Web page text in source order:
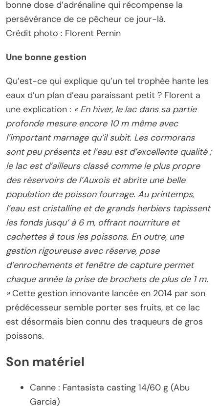
bonne dose d’adrénaline qui récompense la
persévérance de ce pêcheur ce jour-là.
Crédit photo : Florent Pernin
Une bonne gestion
Qu’est-ce qui explique qu’un tel trophée hante les
eaux d’un plan d’eau paraissant petit ? Florent a
une explication : « En hiver, le lac dans sa partie
profonde mesure encore 10 m même avec
l’important marnage qu’il subit. Les cormorans
sont peu présents et l’eau est d’excellente qualité ;
le lac est d’ailleurs classé comme le plus propre
des réservoirs de l’Auxois et abrite une belle
population de poisson fourrage. Au printemps,
l’eau est cristalline et de grands herbiers tapissent
les fonds jusqu’ à 6 m, offrant nourriture et
cachettes à tous les poissons. En outre, une
gestion rigoureuse avec réserve, pose
d’enrochements et fenêtre de capture permet
chaque année la prise de brochets de plus de 1 m.
»Cette gestion innovante lancée en 2014 par son
prédécesseur semble porter ses fruits, et ce lac
est désormais bien connu des traqueurs de gros
poissons.
Son matériel
Canne : Fantasista casting 14/60 g (Abu
Garcia)